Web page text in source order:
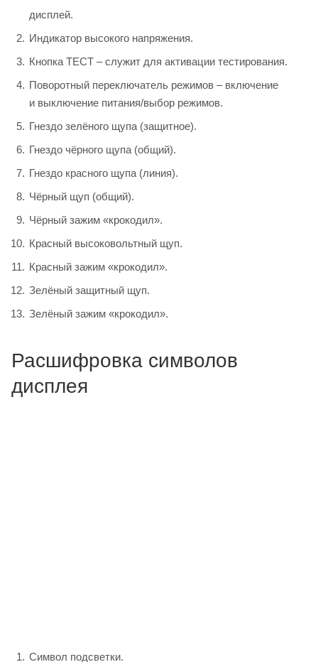
дисплей.
Индикатор высокого напряжения.
Кнопка ТЕСТ – служит для активации тестирования.
Поворотный переключатель режимов – включение
и выключение питания/выбор режимов.
Гнездо зелёного щупа (защитное).
Гнездо чёрного щупа (общий).
Гнездо красного щупа (линия).
Чёрный щуп (общий).
Чёрный зажим «крокодил».
Красный высоковольтный щуп.
Красный зажим «крокодил».
Зелёный защитный щуп.
Зелёный зажим «крокодил».
Расшифровка символов
дисплея
Символ подсветки.